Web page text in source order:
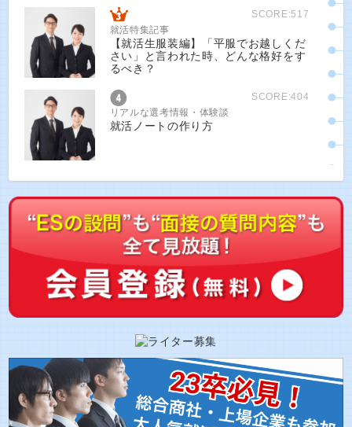
SCORE:517
就活特集記事
【就活生服装編】「平服でお越しくだ
さい」と言われた時、どんな格好をす
るべき？
SCORE:404
リアルな選考情報・体験談
就活ノートの作り方